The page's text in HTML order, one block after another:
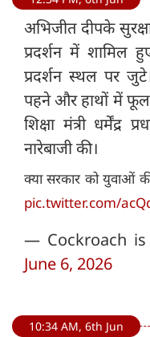
अभिजीत दीपके
प्रदर्शन में शामिल
प्रदर्शन स्थल पर
पहने और हाथों में फूल
शिक्षा मंत्री
नारेबाजी की।
क्या सरकार को युवाओं
pic.twitter.com/
— Cockroach is
June 6, 2026
10:34 AM, 6th Jun